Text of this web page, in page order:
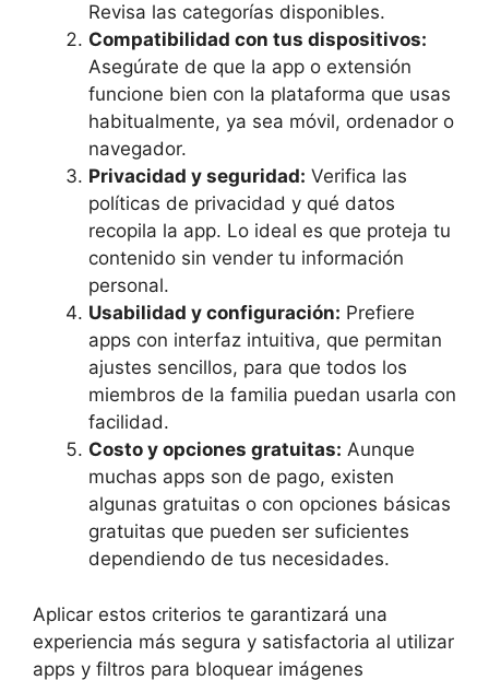
Revisa las categorías disponibles.
Compatibilidad con tus dispositivos:
Asegúrate de que la app o extensión
funcione bien con la plataforma que usas
habitualmente, ya sea móvil, ordenador o
navegador.
Privacidad y seguridad: Verifica las
políticas de privacidad y qué datos
recopila la app. Lo ideal es que proteja tu
contenido sin vender tu información
personal.
Usabilidad y configuración: Prefiere
apps con interfaz intuitiva, que permitan
ajustes sencillos, para que todos los
miembros de la familia puedan usarla con
facilidad.
Costo y opciones gratuitas: Aunque
muchas apps son de pago, existen
algunas gratuitas o con opciones básicas
gratuitas que pueden ser suficientes
dependiendo de tus necesidades.
Aplicar estos criterios te garantizará una
experiencia más segura y satisfactoria al utilizar
apps y filtros para bloquear imágenes